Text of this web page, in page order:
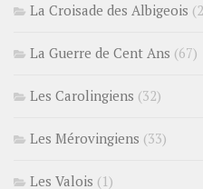
La Croisade des Albigeois
La Guerre de Cent Ans (67)
Les Carolingiens (32)
Les Mérovingiens (33)
Les Valois (1)